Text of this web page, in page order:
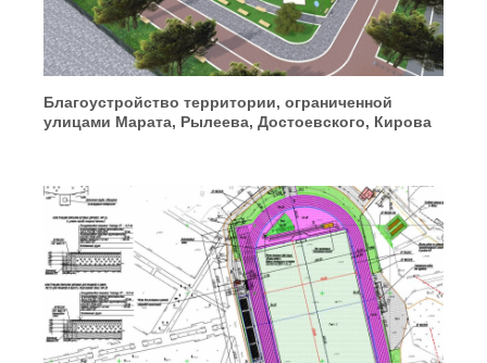
Благоустройство территории, ограниченной
улицами Марата, Рылеева, Достоевского, Кирова